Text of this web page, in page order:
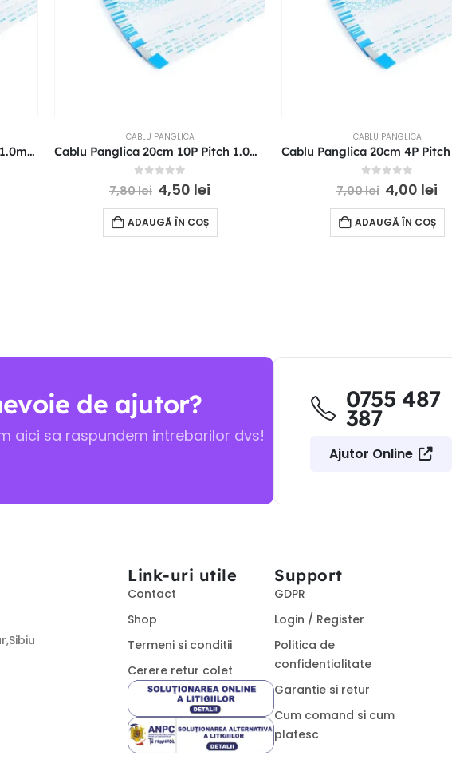
Cablu Panglica 15cm 8P Pitch 1.0mm Reverse Direction FFC
CABLU PANGLICA
Cablu Panglica 20cm 10P Pitch 1.0mm Reverse Direction FFC
out of 5
7,80lei 4,50 lei
ADAUGĂ ÎN COȘ
CABLU PANGLICA
out of 5
7,00lei 4,00 lei
ADAUGĂ ÎN COȘ
de ajutor?
aici sa raspundem intrebarilor dvs!
0755 487
387
Ajutor Online
Link-uri utile
Contact
Shop
Termeni si conditii
Cerere retur colet
Support
GDPR
Login / Register
Politica de
confidentialitate
Garantie si retur
Cum comand si cum
platesc